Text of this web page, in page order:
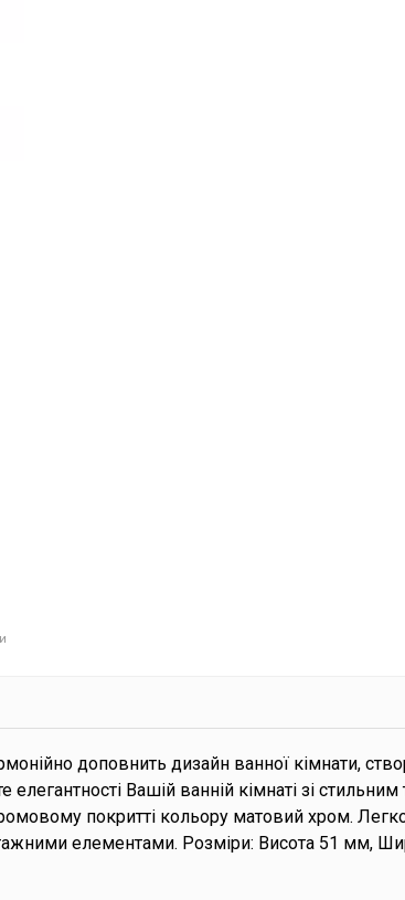
доповнить дизайн ванної кімнати,
елегантності Вашій ванній кімнаті зі
покритті кольору матовий хром.
елементами. Розміри: Висота 51 мм,